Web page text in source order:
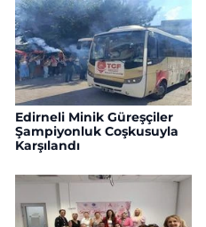
Edirneli Minik Güreşçiler
Şampiyonluk Coşkusuyla
Karşılandı